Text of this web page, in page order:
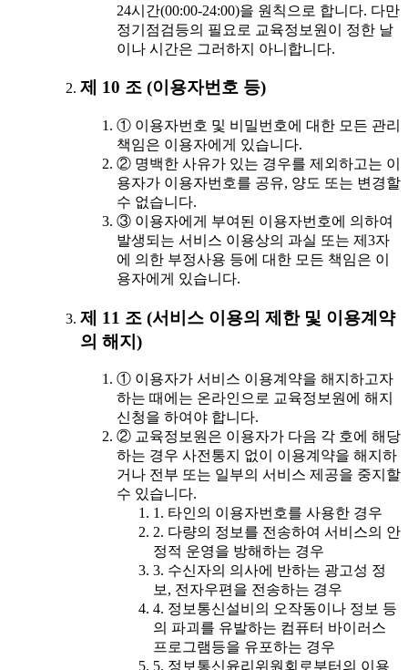
24시간(00:00-24:00)을 원칙으로 합니다. 다만
정기점검등의 필요로 교육정보원이 정한 날
이나 시간은 그러하지 아니합니다.
제 10 조 (이용자번호 등)
① 이용자번호 및 비밀번호에 대한 모든 관리
책임은 이용자에게 있습니다.
② 명백한 사유가 있는 경우를 제외하고는 이
용자가 이용자번호를 공유, 양도 또는 변경할
수 없습니다.
③ 이용자에게 부여된 이용자번호에 의하여
발생되는 서비스 이용상의 과실 또는 제3자
에 의한 부정사용 등에 대한 모든 책임은 이
용자에게 있습니다.
제 11 조 (서비스 이용의 제한 및 이용계약
의 해지)
① 이용자가 서비스 이용계약을 해지하고자
하는 때에는 온라인으로 교육정보원에 해지
신청을 하여야 합니다.
② 교육정보원은 이용자가 다음 각 호에 해당
하는 경우 사전통지 없이 이용계약을 해지하
거나 전부 또는 일부의 서비스 제공을 중지할
수 있습니다.
1. 타인의 이용자번호를 사용한 경우
2. 다량의 정보를 전송하여 서비스의 안
정적 운영을 방해하는 경우
3. 수신자의 의사에 반하는 광고성 정
보, 전자우편을 전송하는 경우
4. 정보통신설비의 오작동이나 정보 등
의 파괴를 유발하는 컴퓨터 바이러스
프로그램등을 유포하는 경우
5. 정보통신윤리위원회로부터의 이용